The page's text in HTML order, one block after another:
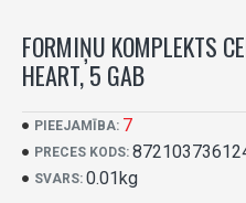
FORMIŅU KOMPLEKTS
HEART, 5 GAB
PIEEJAMĪBA: 7
PRECES KODS:
SVARS: 0.01kg